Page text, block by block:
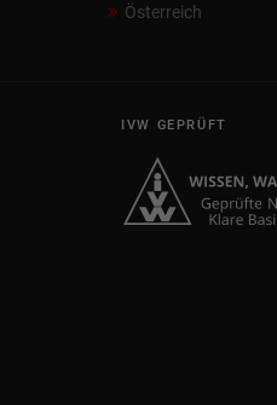
Österreich
IVW GEPRÜFT